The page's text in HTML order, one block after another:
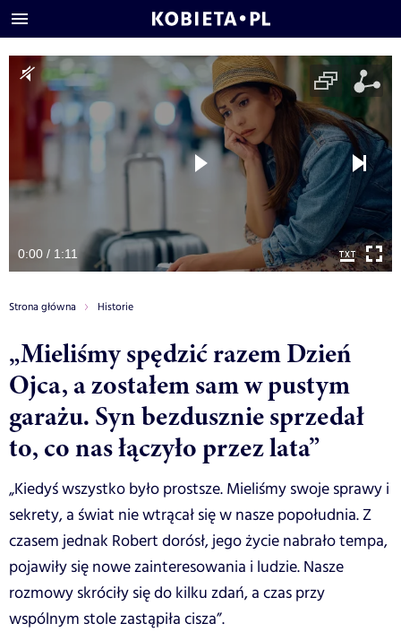
0:00 / 1:11
Strona główna Historie
„Mieliśmy spędzić razem Dzień
Ojca, a zostałem sam w pustym
garażu. Syn bezdusznie sprzedał
to, co nas łączyło przez lata”
„Kiedyś wszystko było prostsze. Mieliśmy swoje sprawy i
sekrety, a świat nie wtrącał się w nasze popołudnia. Z
czasem jednak Robert dorósł, jego życie nabrało tempa,
pojawiły się nowe zainteresowania i ludzie. Nasze
rozmowy skróciły się do kilku zdań, a czas przy
wspólnym stole zastąpiła cisza”.